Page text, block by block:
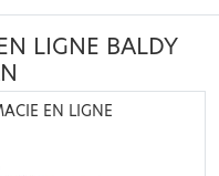
LIGNE BALDY
EN LIGNE